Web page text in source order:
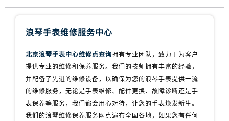
浪琴手表维修服务中心
北京浪琴手表中心维修点查询拥有专业团队，致力于为客户
提供专业的维修和保养服务。我们的技师拥有丰富的经验，
并配备了先进的维修设备，以确保为您的浪琴手表提供一流
的维修服务，无论是手表维修、配件更换、故障诊断还是手
表保养等服务，我们都会用心对待，让您的手表焕发新生。
我们的浪琴维修保养服务网点遍布全国各地，如果您有任何